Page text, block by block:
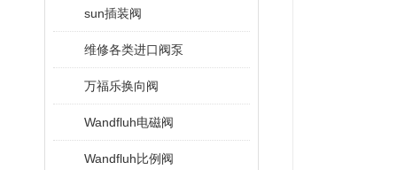
sun插装阀
维修各类进口阀泵
万福乐换向阀
Wandfluh电磁阀
Wandfluh比例阀